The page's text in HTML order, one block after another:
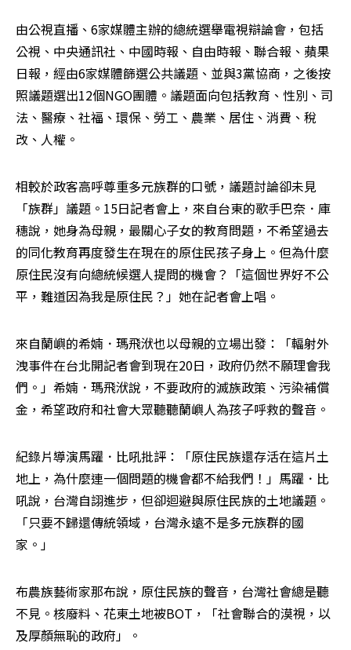
由公視直播、6家媒體主辦的總統選舉電視辯論會，包括
公視、中央通訊社、中國時報、自由時報、聯合報、蘋果
日報，經由6家媒體篩選公共議題、並與3黨協商，之後按
照議題選出12個NGO團體。議題面向包括教育、性別、司
法、醫療、社福、環保、勞工、農業、居住、消費、稅
改、人權。
相較於政客高呼尊重多元族群的口號，議題討論卻未見
「族群」議題。15日記者會上，來自台東的歌手巴奈．庫
穗說，她身為母親，最關心子女的教育問題，不希望過去
的同化教育再度發生在現在的原住民孩子身上。但為什麼
原住民沒有向總統候選人提問的機會？「這個世界好不公
平，難道因為我是原住民？」她在記者會上唱。
來自蘭嶼的希婻．瑪飛洑也以母親的立場出發：「輻射外
洩事件在台北開記者會到現在20日，政府仍然不願理會我
們。」希婻．瑪飛洑說，不要政府的滅族政策、污染補償
金，希望政府和社會大眾聽聽蘭嶼人為孩子呼救的聲音。
紀錄片導演馬躍．比吼批評：「原住民族還存活在這片土
地上，為什麼連一個問題的機會都不給我們！」馬躍．比
吼說，台灣自詡進步，但卻迴避與原住民族的土地議題。
「只要不歸還傳統領域，台灣永遠不是多元族群的國
家。」
布農族藝術家那布說，原住民族的聲音，台灣社會總是聽
不見。核廢料、花東土地被BOT，「社會聯合的漠視，以
及厚顏無恥的政府」。